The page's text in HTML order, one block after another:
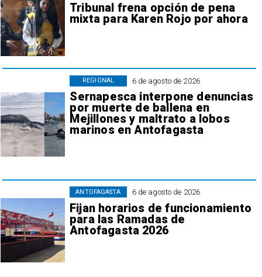
Tribunal frena opción de pena
mixta para Karen Rojo por ahora
6 de agosto de 2026
Sernapesca interpone denuncias
por muerte de ballena en
Mejillones y maltrato a lobos
marinos en Antofagasta
REGIONAL
6 de agosto de 2026
Fijan horarios de funcionamiento
para las Ramadas de
Antofagasta 2026
ANTOFAGASTA